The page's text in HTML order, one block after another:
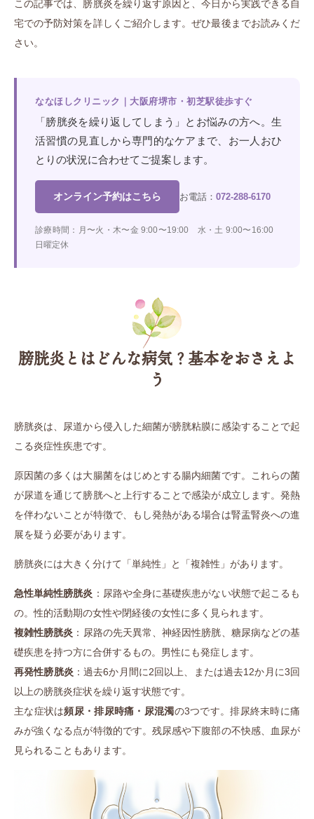
この記事では、膀胱炎を繰り返す原因と、今日から実践できる自
宅での予防対策を詳しくご紹介します。ぜひ最後までお読みくだ
さい。
ななほしクリニック｜大阪府堺市・初芝駅徒歩すぐ
「膀胱炎を繰り返してしまう」とお悩みの方へ。生
活習慣の見直しから専門的なケアまで、お一人おひ
とりの状況に合わせてご提案します。
オンライン予約はこちら お電話： 072-288-6170
診療時間：月〜火・木〜金 9:00〜19:00 水・土 9:00〜16:00
日曜定休
膀胱炎とはどんな病気？基本をおさえよ
う
膀胱炎は、尿道から侵入した細菌が膀胱粘膜に感染することで起
こる炎症性疾患です。
原因菌の多くは大腸菌をはじめとする腸内細菌です。これらの菌
が尿道を通じて膀胱へと上行することで感染が成立します。発熱
を伴わないことが特徴で、もし発熱がある場合は腎盂腎炎への進
展を疑う必要があります。
膀胱炎には大きく分けて「単純性」と「複雑性」があります。
急性単純性膀胱炎 ：尿路や全身に基礎疾患がない状態で起こるも
の。性的活動期の女性や閉経後の女性に多く見られます。
複雑性膀胱炎 ：尿路の先天異常、神経因性膀胱、糖尿病などの基
礎疾患を持つ方に合併するもの。男性にも発症します。
再発性膀胱炎 ：過去6か月間に2回以上、または過去12か月に3回
以上の膀胱炎症状を繰り返す状態です。
主な症状は頻尿・排尿時痛・尿混濁の3つです。排尿終末時に痛
みが強くなる点が特徴的です。残尿感や下腹部の不快感、血尿が
見られることもあります。